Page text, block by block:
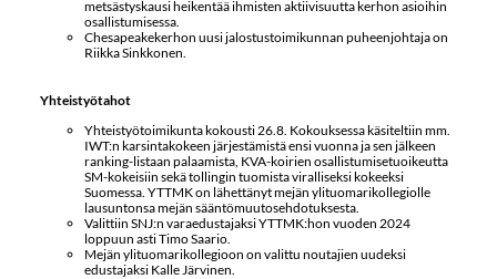
metsästyskausi heikentää ihmisten aktiivisuutta kerhon asioihin
osallistumisessa.
Chesapeakekerhon uusi jalostustoimikunnan puheenjohtaja on
Riikka Sinkkonen.
Yhteistyötahot
Yhteistyötoimikunta kokousti 26.8. Kokouksessa käsiteltiin mm.
IWT:n karsintakokeen järjestämistä ensi vuonna ja sen jälkeen
ranking-listaan palaamista, KVA-koirien osallistumisetuoikeutta
SM-kokeisiin sekä tollingin tuomista viralliseksi kokeeksi
Suomessa. YTTMK on lähettänyt mejän ylituomarikollegiolle
lausuntonsa mejän sääntömuutosehdotuksesta.
Valittiin SNJ:n varaedustajaksi YTTMK:hon vuoden 2024
loppuun asti Timo Saario.
Mejän ylituomarikollegioon on valittu noutajien uudeksi
edustajaksi Kalle Järvinen.